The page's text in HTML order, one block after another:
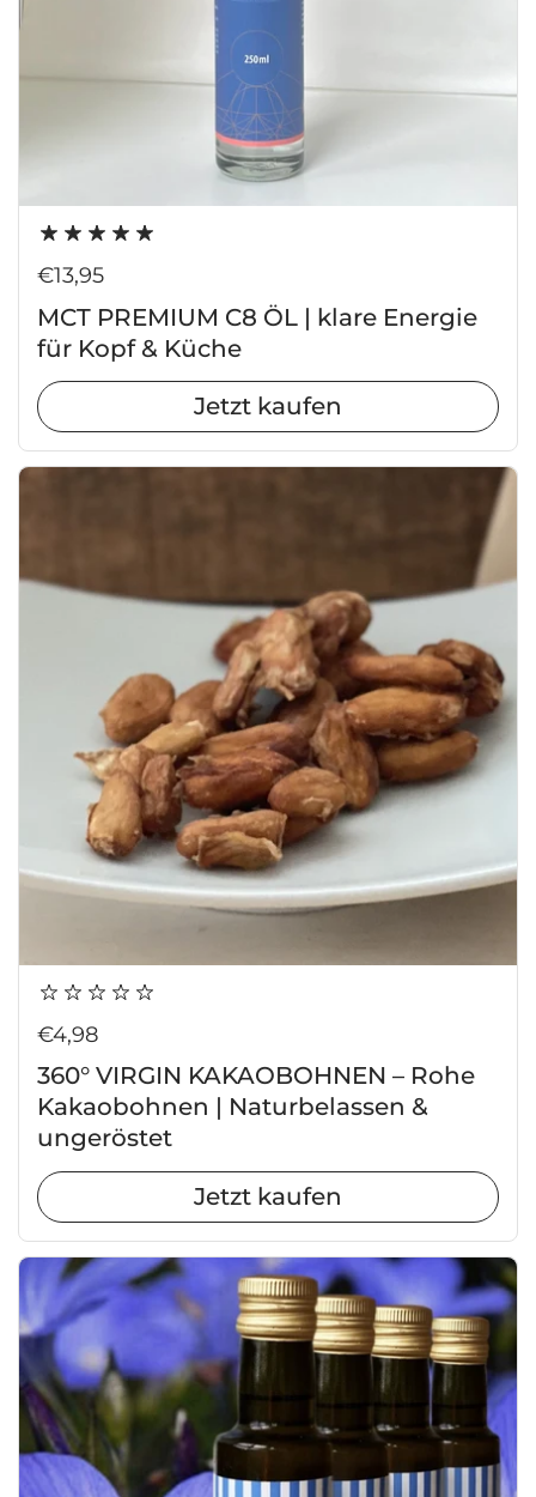
Regulärer Preis
€13,95
MCT PREMIUM C8 ÖL | klare Energie
für Kopf & Küche
Jetzt kaufen
Regulärer Preis
€4,98
360° VIRGIN KAKAOBOHNEN – Rohe
Kakaobohnen | Naturbelassen &
ungeröstet
Jetzt kaufen